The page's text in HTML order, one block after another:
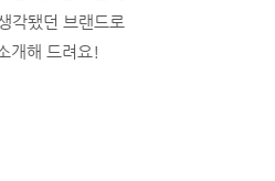
각됐던 브랜드로
개해 드려요!